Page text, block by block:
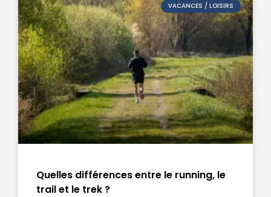
VACANCES / LOISIRS
Quelles différences entre le running, le
trail et le trek ?